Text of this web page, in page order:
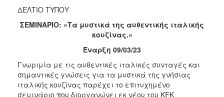
2019
2018
2015
2012
ΔΕΛΤΙΟ ΤΥΠΟΥ
ΣΕΜΙΝΑΡΙΟ: «Τα μυστικά της αυθεντικής ιταλικής
κουζίνας.»
Έναρξη 09/03/23
Γνωριμία με τις αυθεντικές ιταλικές συνταγές και
σημαντικές γνώσεις για τα μυστικά της γνήσιας
ιταλικής κουζίνας παρέχει το επιτυχημένο
σεμινάριο που διοργανώνει εκ νέου του ΚΕΚ